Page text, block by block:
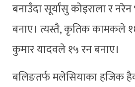
बनाउँदा सूर्यांसु कोइराला र
बनाए। त्यस्तै, कृतिक कामकले
कुमार यादवले १५ रन बनाए।
बलिङतर्फ मलेसियाका हजिक